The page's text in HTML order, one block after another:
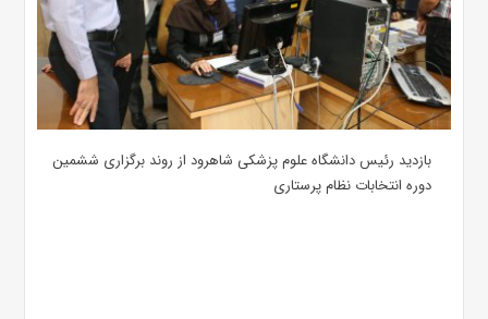
بازدید رئیس دانشگاه علوم پزشکی شاهرود از روند برگزاری ششمین
دوره انتخابات نظام پرستاری